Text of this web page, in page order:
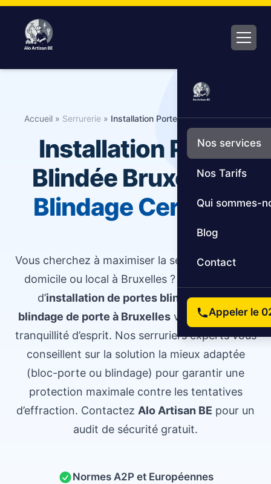
Aller
contenu
Nos services
Nos Tarifs
Qui sommes-
Blog
Contact
Appeler le
Accueil » Serrurerie » Installation Porte Blindée Bruxelles
Installation Porte
Blindée Bruxelles :
Blindage Certifiée
Vous cherchez à maximiser la sécurité de votre
domicile ou local à Bruxelles ? Notre service
d’installation de portes blindées et de
blindage de porte à Bruxellesvous apporte la
tranquillité d’esprit. Nos serruriers experts vous
conseillent sur la solution la mieux adaptée
(bloc-porte ou blindage) pour garantir une
protection maximale contre les tentatives
d’effraction. Contactez Alo Artisan BE pour un
audit de sécurité gratuit.
Normes A2P et Européennes